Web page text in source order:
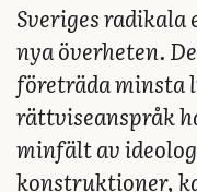
Sveriges
nya överheten.
företräda minsta
rättviseanspråk
minfält av
konstruktioner,